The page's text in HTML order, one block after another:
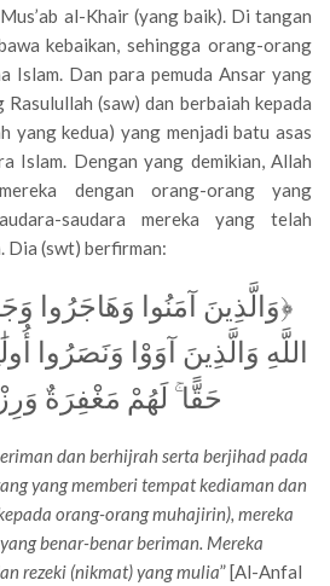
al-Khair (yang baik). Di tangan
kebaikan, sehingga orang-orang
Islam. Dan para pemuda Ansar yang
(saw) dan berbaiah kepada
yang kedua) yang menjadi batu asas
Islam. Dengan yang demikian, Allah
dengan orang-orang yang
saudara mereka yang telah
Dia (swt) berfirman:
﴿وَالَّذِينَ آمَنُوا وَهَاجَرُوا
اللَّهِ وَالَّذِينَ آوَوْا وَنَصَرُوا
حَقًّا ۚ لَهُمْ مَغْفِرَةٌ
dan berhijrah serta berjihad pada
yang memberi tempat kediaman dan
orang-orang muhajirin), mereka
benar-benar beriman. Mereka
rezeki (nikmat) yang mulia” [Al-Anfal